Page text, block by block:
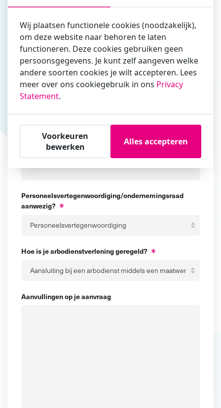
Aanvullende certificering
Personeelsvertegenwoordiging/ondernemingsraad
aanwezig?
Hoe is je arbodienstverlening geregeld?
Aanvullingen op je aanvraag
Wij plaatsen functionele cookies (noodzakelijk),
om deze website naar behoren te laten
functioneren. Deze cookies gebruiken geen
persoonsgegevens. Je kunt zelf aangeven welke
andere soorten cookies je wilt accepteren. Lees
meer over ons cookiegebruik in ons Privacy
Statement.
Voorkeuren
bewerken
Alles accepteren